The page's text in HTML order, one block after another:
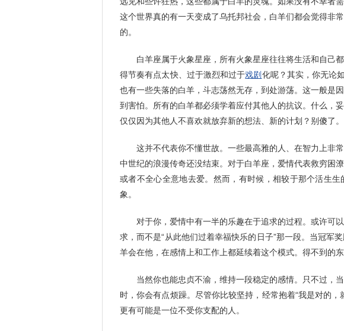
这个世界真的有一天变成了乌托邦社会，白羊们都会觉得非
的。
白羊座属于火象星座，所有火象星座往往将生活和自己
得节奏有点太快、过于激烈和过于戏剧 化呢？其实，你无论
也有一些失落的白羊，斗志荡然无存，到处游荡。这一般是
到害怕。所有的白羊都必须学着应付其他人的抗议。什么，
仅仅因为其他人不喜欢就放弃新的想法、新的计划？别傻了。
这并不代表你不懂世故。一些最高雅的人、在智力上非
中世纪的浪漫传奇还没结束。对于白羊座，爱情代表救穷困
或者不全心全意地去爱。然而，有时候，相较于那个活生
象。
对于你，爱情中有一半的乐趣在于追求的过程。或许可
求，而不是“从此他们过着幸福快乐的日子”那一段。当冠军
羊会在他，在感情上和工作上都延续着这个模式。得不到的
当然你也能忠贞不渝，维持一段稳定的感情。只不过，
时，你会有点烦躁。尽管你比较坚持，经常抱着“我是对的
更有可能是一位不受你支配的人。